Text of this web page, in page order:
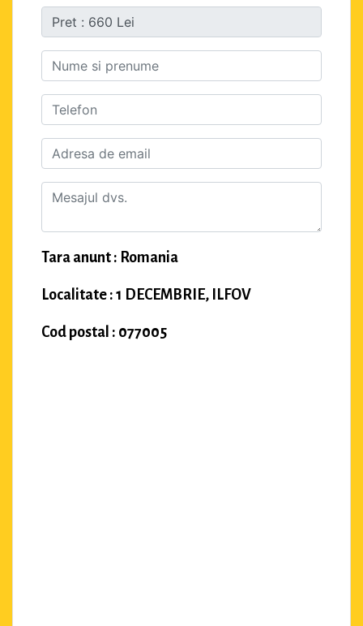
Tara anunt : Romania
Localitate : 1 DECEMBRIE, ILFOV
Cod postal : 077005